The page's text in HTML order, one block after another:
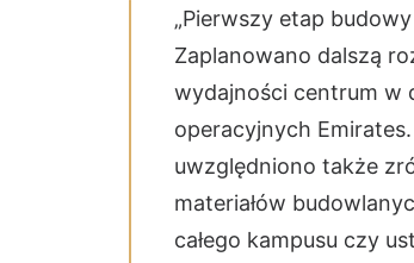
„Pierwszy etap
Zaplanowano dalszą
wydajności centrum w
operacyjnych
uwzględniono także
materiałów
całego kampusu czy